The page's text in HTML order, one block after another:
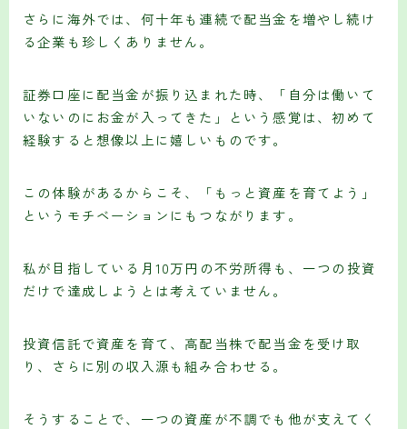
さらに海外では、何十年も連続で配当金を増やし続け
る企業も珍しくありません。
証券口座に配当金が振り込まれた時、「自分は働いて
いないのにお金が入ってきた」という感覚は、初めて
経験すると想像以上に嬉しいものです。
この体験があるからこそ、「もっと資産を育てよう」
というモチベーションにもつながります。
私が目指している月10万円の不労所得も、一つの投資
だけで達成しようとは考えていません。
投資信託で資産を育て、高配当株で配当金を受け取
り、さらに別の収入源も組み合わせる。
そうすることで、一つの資産が不調でも他が支えてく